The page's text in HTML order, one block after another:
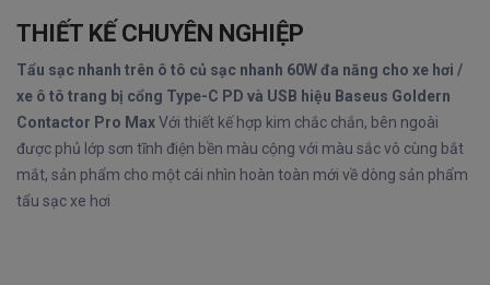
THIẾT KẾ CHUYÊN NGHIỆP
Tẩu sạc nhanh trên ô tô củ sạc nhanh 60W đa năng cho xe hơi /
xe ô tô trang bị cổng Type-C PD và USB hiệu Baseus Goldern
Contactor Pro MaxVới thiết kế hợp kim chắc chắn, bên ngoài
được phủ lớp sơn tĩnh điện bền màu cộng với màu sắc vô cùng bắt
mắt, sản phẩm cho một cái nhìn hoàn toàn mới về dòng sản phẩm
tẩu sạc xe hơi